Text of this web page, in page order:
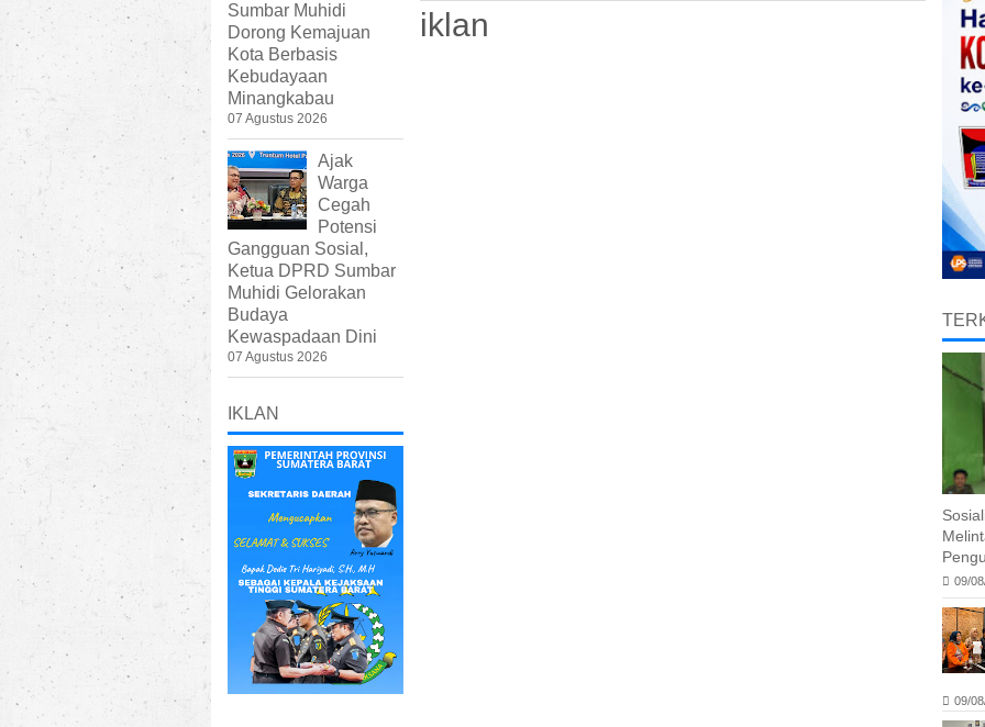
iklan
Sumbar Muhidi
Dorong Kemajuan
Kota Berbasis
Kebudayaan
Minangkabau
07 Agustus 2026
Ajak
Warga
Cegah
Potensi
Gangguan Sosial,
Ketua DPRD Sumbar
Muhidi Gelorakan
Budaya
Kewaspadaan Dini
07 Agustus 2026
IKLAN
09/
09/